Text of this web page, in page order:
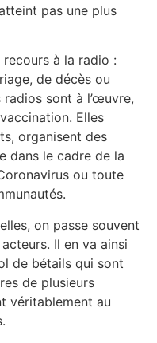
pas une plus
à la radio :
de décès ou
sont à l’œuvre,
Elles
organisent des
dans le cadre de la
ou toute
on passe souvent
Il en va ainsi
de bétails qui sont
de plusieurs
véritablement au